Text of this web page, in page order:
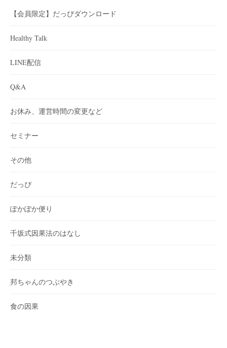
【会員限定】だっぴダウンロード
Healthy Talk
LINE配信
Q&A
お休み、運営時間の変更など
セミナー
その他
だっぴ
ぽかぽか便り
千坂式因果法のはなし
未分類
邦ちゃんのつぶやき
食の因果